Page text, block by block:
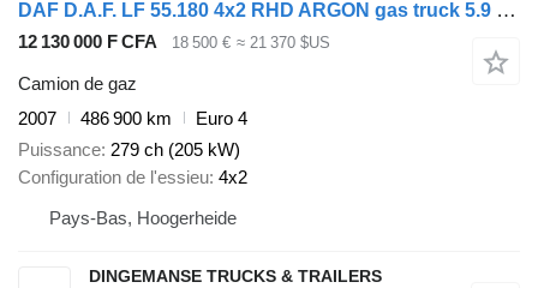
DAF D.A.F. LF 55.180 4x2 RHD ARGON gas truck 5.9 m3
12 130 000 F CFA 18 500 € ≈ 21 370 $US
Camion de gaz
2007
486 900 km
Euro 4
Puissance 279 ch (205 kW)
Configuration de l'essieu 4x2
Pays-Bas, Hoogerheide
DINGEMANSE TRUCKS & TRAILERS